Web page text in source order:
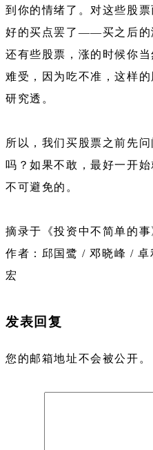
到你的情绪了。对这些股
好的买点罢了——买之后的
还有些股票，涨的时候你
难受，因为吃不准，这样
研究透。
所以，我们买股票之前先
吗？如果不敢，最好一开
不可避免的。
摘录于《投资中不简单的事
作者：邱国鹭 / 邓晓峰 /
宏
发表回复
您的邮箱地址不会被公开。